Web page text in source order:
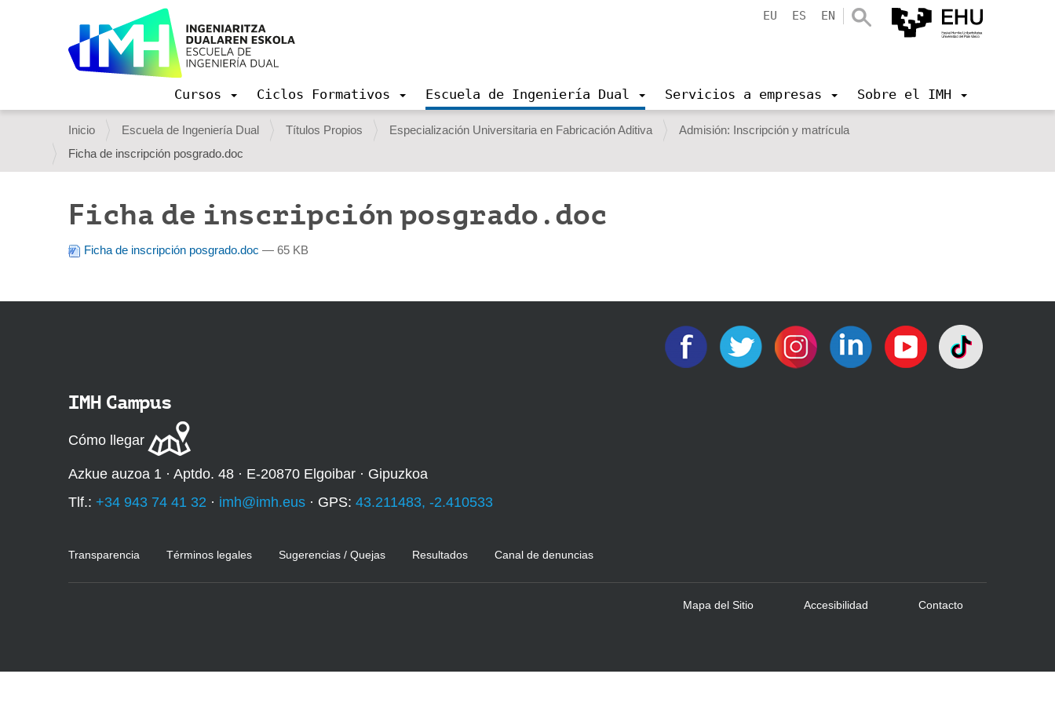
EU ES EN
v
e
g
c
n
Cursos Ciclos Formativos Escuela de Ingeniería Dual Servicios a empresas Sobre el IMH
U
s
t
d
e
í
:
Inicio Escuela de Ingeniería Dual Títulos Propios Especialización Universitaria en Fabricación Aditiva
Admisión: Inscripción y matrícula
Ficha de inscripción posgrado.doc
Ficha de inscripción posgrado.doc
Ficha de inscripción posgrado.doc — 65 KB
IMH Campus
Cómo llegar
Azkue auzoa 1 · Aptdo. 48 · E-20870 Elgoibar · Gipuzkoa
Tlf.: +34 943 74 41 32 · imh@imh.eus · GPS: 43.211483, -2.410533
Transparencia Términos legales Sugerencias / Quejas Resultados Canal de denuncias
Mapa del Sitio Accesibilidad Contacto